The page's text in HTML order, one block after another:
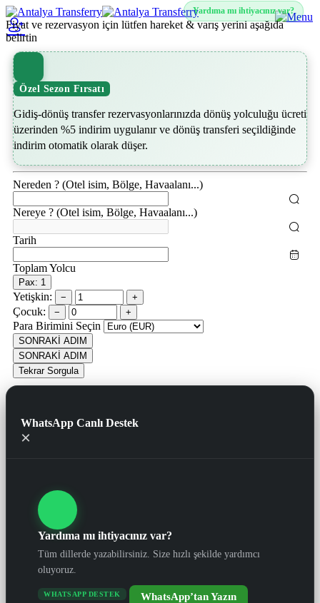
Yardıma mı ihtiyacınız var?
Fiyat ve rezervasyon için lütfen hareket & varış yerini aşağıda
belirtin
Özel Sezon Fırsatı
Gidiş-dönüş transfer rezervasyonlarınızda dönüş yolculuğu ücreti
üzerinden %5 indirim uygulanır ve dönüş transferi seçildiğinde
indirim otomatik olarak düşer.
Nereden ? (Otel isim, Bölge, Havaalanı...)
Nereye ? (Otel isim, Bölge, Havaalanı...)
Tarih
Toplam Yolcu
Pax: 1
Yetişkin: − +
Çocuk: − +
Para Birimini Seçin
SONRAKİ ADIM
SONRAKİ ADIM
Tekrar Sorgula
WhatsApp Canlı Destek
×
Yardıma mı ihtiyacınız var?
Tüm dillerde yazabilirsiniz. Size hızlı şekilde yardımcı
oluyoruz.
WHATSAPP DESTEK WhatsApp’tan Yazın